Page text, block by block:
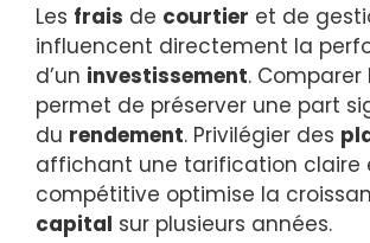
Les frais de courtier et de
influencent directement la
d’un investissement. Comparer
permet de préserver une part
du rendement. Privilégier des
affichant une tarification claire
compétitive optimise la
capital sur plusieurs années.